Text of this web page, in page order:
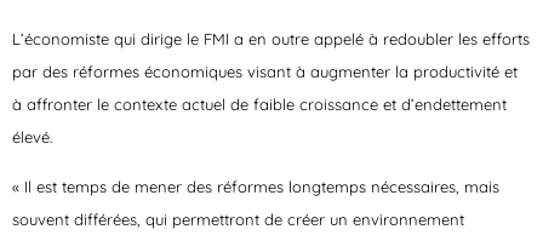
L’économiste qui dirige le FMI a en outre appelé à redoubler les efforts
par des réformes économiques visant à augmenter la productivité et
à affronter le contexte actuel de faible croissance et d’endettement
élevé.
« Il est temps de mener des réformes longtemps nécessaires, mais
souvent différées, qui permettront de créer un environnement